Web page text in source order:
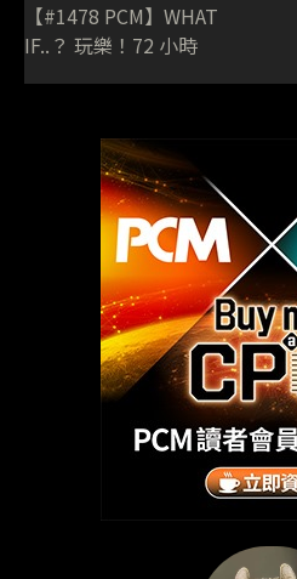
【#1478 PCM】WHAT
IF..？ 玩樂！72 小時